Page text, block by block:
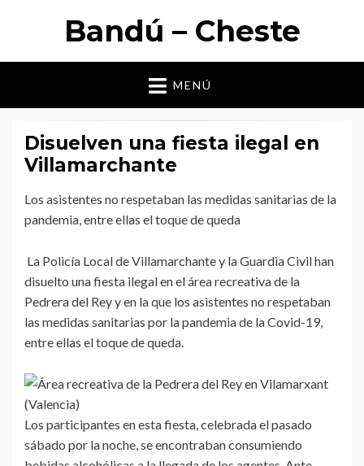
Bandú – Cheste
MENÚ
Disuelven una fiesta ilegal en
Villamarchante
Los asistentes no respetaban las medidas sanitarias de la
pandemia, entre ellas el toque de queda
La Policía Local de Villamarchante y la Guardia Civil han
disuelto una fiesta ilegal en el área recreativa de la
Pedrera del Rey y en la que los asistentes no respetaban
las medidas sanitarias por la pandemia de la Covid-19,
entre ellas el toque de queda.
Los participantes en esta fiesta, celebrada el pasado
sábado por la noche, se encontraban consumiendo